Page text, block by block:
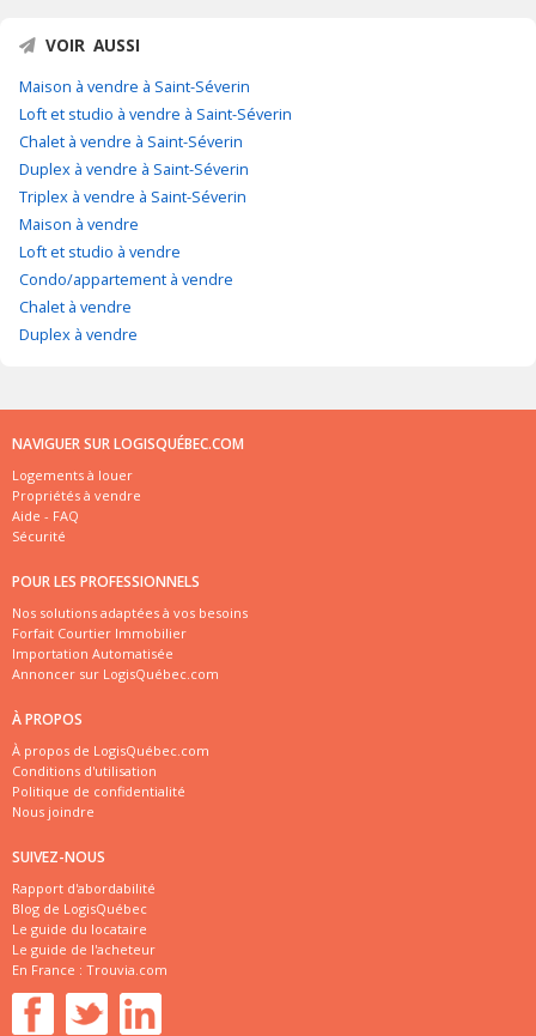
VOIR AUSSI
Maison à vendre à Saint-Séverin
Loft et studio à vendre à Saint-Séverin
Chalet à vendre à Saint-Séverin
Duplex à vendre à Saint-Séverin
Triplex à vendre à Saint-Séverin
Maison à vendre
Loft et studio à vendre
Condo/appartement à vendre
Chalet à vendre
Duplex à vendre
NAVIGUER SUR LOGISQUÉBEC.COM
Logements à louer
Propriétés à vendre
Aide - FAQ
Sécurité
POUR LES PROFESSIONNELS
Nos solutions adaptées à vos besoins
Forfait Courtier Immobilier
Importation Automatisée
Annoncer sur LogisQuébec.com
À PROPOS
À propos de LogisQuébec.com
Conditions d'utilisation
Politique de confidentialité
Nous joindre
SUIVEZ-NOUS
Rapport d'abordabilité
Blog de LogisQuébec
Le guide du locataire
Le guide de l'acheteur
En France : Trouvia.com